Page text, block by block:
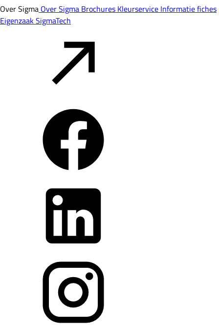
Over Sigma Over Sigma Brochures Kleurservice Informatie fiches
EigenzaakSigmaTech